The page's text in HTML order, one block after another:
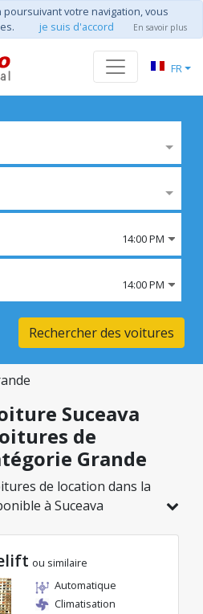
votre navigation, vous
je suis d'accord En savoir plus
FR
14:00 PM
14:00 PM
Rechercher des voitures
Suceava
de
Grande
de location dans la
à Suceava
avec des tarifs
seulement 40€/jour.
ou similaire
Automatique
Climatisation